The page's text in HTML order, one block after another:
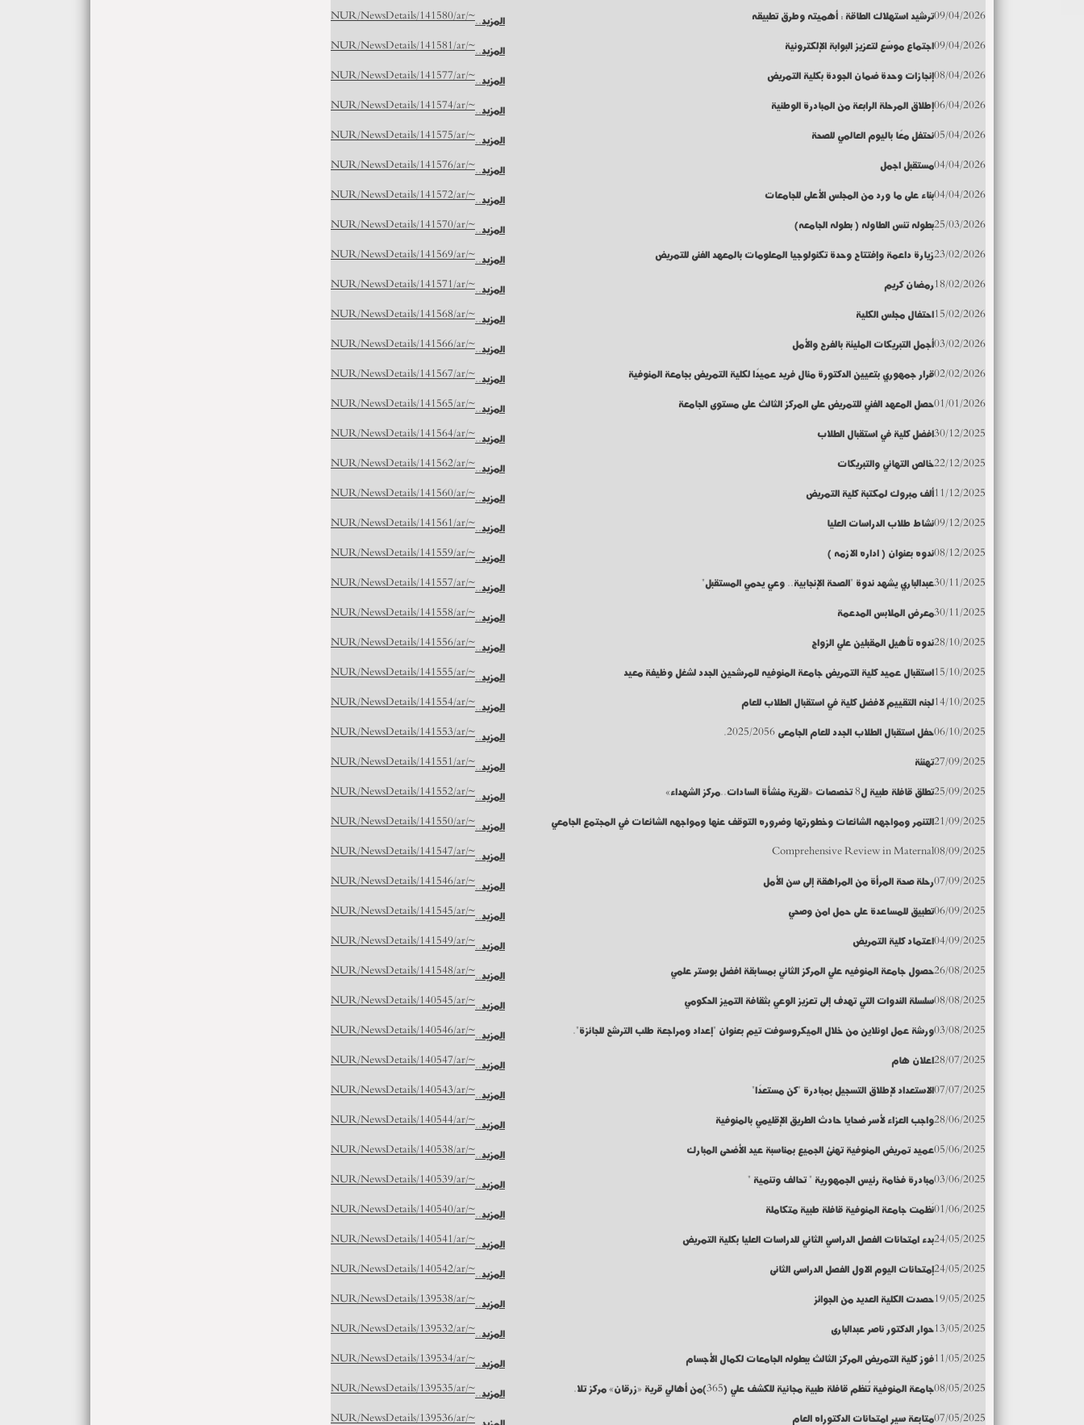
09/04/2026ترشيد استهلاك الطاقة : أهميته وطرق تطبيقه المزيد..~/NUR/NewsDetails/141580/ar
09/04/2026اجتماع موسّع لتعزيز البوابة الإلكترونية المزيد..~/NUR/NewsDetails/141581/ar
08/04/2026إنجازات وحدة ضمان الجودة بكلية التمريض المزيد..~/NUR/NewsDetails/141577/ar
06/04/2026إطلاق المرحلة الرابعة من المبادرة الوطنية المزيد..~/NUR/NewsDetails/141574/ar
05/04/2026نحتفل معًا باليوم العالمي للصحة المزيد..~/NUR/NewsDetails/141575/ar
04/04/2026مستقبل اجمل المزيد..~/NUR/NewsDetails/141576/ar
04/04/2026بناء على ما ورد من المجلس الأعلى للجامعات المزيد..~/NUR/NewsDetails/141572/ar
25/03/2026بطوله تنس الطاوله ( بطوله الجامعه) المزيد..~/NUR/NewsDetails/141570/ar
23/02/2026زيارة داعمة وإفتتاح وحدة تكنولوجيا المعلومات بالمعهد الفنى للتمريض المزيد..~/NUR/NewsDetails/141569/ar
18/02/2026رمضان كريم المزيد..~/NUR/NewsDetails/141571/ar
15/02/2026احتفال مجلس الكلية المزيد..~/NUR/NewsDetails/141568/ar
03/02/2026أجمل التبريكات المليئة بالفرح والأمل المزيد..~/NUR/NewsDetails/141566/ar
02/02/2026قرار جمهوري بتعيين الدكتورة منال فريد عميدًا لكلية التمريض بجامعة المنوفية المزيد..~/NUR/NewsDetails/141567/ar
01/01/2026حصل المعهد الفني للتمريض على المركز الثالث على مستوى الجامعة المزيد..~/NUR/NewsDetails/141565/ar
30/12/2025افضل كلية في استقبال الطلاب المزيد..~/NUR/NewsDetails/141564/ar
22/12/2025خالص التهاني والتبريكات المزيد..~/NUR/NewsDetails/141562/ar
11/12/2025ألف مبروك لمكتبة كلية التمريض المزيد..~/NUR/NewsDetails/141560/ar
09/12/2025نشاط طلاب الدراسات العليا المزيد..~/NUR/NewsDetails/141561/ar
08/12/2025ندوه بعنوان ( اداره الازمه ) المزيد..~/NUR/NewsDetails/141559/ar
30/11/2025عبدالباري يشهد ندوة "الصحة الإنجابية.. وعي يحمي المستقبل" المزيد..~/NUR/NewsDetails/141557/ar
30/11/2025معرض الملابس المدعمة المزيد..~/NUR/NewsDetails/141558/ar
28/10/2025ندوه تأهيل المقبلين علي الزواج المزيد..~/NUR/NewsDetails/141556/ar
15/10/2025استقبال عميد كلية التمريض جامعة المنوفيه للمرشحين الجدد لشغل وظيفة معيد المزيد..~/NUR/NewsDetails/141555/ar
14/10/2025لجنه التقييم لافضل كلية في استقبال الطلاب للعام المزيد..~/NUR/NewsDetails/141554/ar
06/10/2025حفل استقبال الطلاب الجدد للعام الجامعى 2025/2056. المزيد..~/NUR/NewsDetails/141553/ar
27/09/2025تهنئة المزيد..~/NUR/NewsDetails/141551/ar
25/09/2025تطلق قافلة طبية ل8 تخصصات «لقرية منشأة السادات..مركز الشهداء» المزيد..~/NUR/NewsDetails/141552/ar
21/09/2025التنمر ومواجهه الشائعات وخطورتها وضروره التوقف عنها ومواجهه الشائعات في المجتمع الجامعي المزيد..~/NUR/NewsDetails/141550/ar
08/09/2025
Comprehensive Review in Maternal المزيد..~/NUR/NewsDetails/141547/ar
07/09/2025رحلة صحة المرأة من المراهقة إلى سن الأمل المزيد..~/NUR/NewsDetails/141546/ar
06/09/2025تطبيق للمساعدة على حمل امن وصحي المزيد..~/NUR/NewsDetails/141545/ar
04/09/2025اعتماد كلية التمريض المزيد..~/NUR/NewsDetails/141549/ar
26/08/2025حصول جامعة المنوفيه علي المركز الثاني بمسابقة افضل بوستر علمي المزيد..~/NUR/NewsDetails/141548/ar
08/08/2025سلسلة الندوات التي تهدف إلى تعزيز الوعي بثقافة التميز الحكومي المزيد..~/NUR/NewsDetails/140545/ar
03/08/2025ورشة عمل اونلاين من خلال الميكروسوفت تيم بعنوان "إعداد ومراجعة طلب الترشح للجائزة". المزيد..~/NUR/NewsDetails/140546/ar
28/07/2025اعلان هام المزيد..~/NUR/NewsDetails/140547/ar
07/07/2025الاستعداد لإطلاق التسجيل بمبادرة "كن مستعدًا" المزيد..~/NUR/NewsDetails/140543/ar
28/06/2025واجب العزاء لأسر ضحايا حادث الطريق الإقليمي بالمنوفية المزيد..~/NUR/NewsDetails/140544/ar
05/06/2025عميد تمريض المنوفية تهنئ الجميع بمناسبة عيد الأضحى المبارك المزيد..~/NUR/NewsDetails/140538/ar
03/06/2025مبادرة فخامة رئيس الجمهورية " تحالف وتنمية " المزيد..~/NUR/NewsDetails/140539/ar
01/06/2025نَظمت جامعة المنوفية قافلة طبية متكاملة المزيد..~/NUR/NewsDetails/140540/ar
24/05/2025بدء امتحانات الفصل الدراسي الثاني للدراسات العليا بكلية التمريض المزيد..~/NUR/NewsDetails/140541/ar
24/05/2025إمتحانات اليوم الاول الفصل الدراسى الثانى المزيد..~/NUR/NewsDetails/140542/ar
19/05/2025حصدت الكلية العديد من الجوائز المزيد..~/NUR/NewsDetails/139538/ar
13/05/2025حوار الدكتور ناصر عبدالبارى المزيد..~/NUR/NewsDetails/139532/ar
11/05/2025فوز كلية التمريض المركز الثالث ببطوله الجامعات لكمال الأجسام المزيد..~/NUR/NewsDetails/139534/ar
08/05/2025جامعة المنوفية تُنظم قافلة طبية مجانية للكشف علي (365)من أهالي قرية «زرقان» مركز تلا. المزيد..~/NUR/NewsDetails/139535/ar
07/05/2025متابعة سير امتحانات الدكتوراه العام ~/NUR/NewsDetails/139536/ar